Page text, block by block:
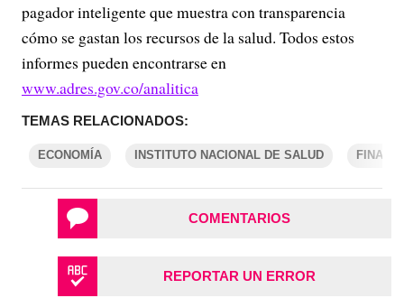
pagador inteligente que muestra con transparencia
cómo se gastan los recursos de la salud. Todos estos
informes pueden encontrarse en
www.adres.gov.co/analitica
TEMAS RELACIONADOS:
ECONOMÍA INSTITUTO NACIONAL DE SALUD
COMENTARIOS
REPORTAR UN ERROR